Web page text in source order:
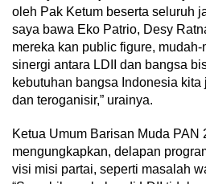
oleh Pak Ketum beserta seluruh
saya bawa Eko Patrio, Desy
mereka kan public figure,
sinergi antara LDII dan bangsa
kebutuhan bangsa Indonesia
dan teroganisir,” urainya.
Ketua Umum Barisan Muda PAN
mengungkapkan, delapan
visi misi partai, seperti masalah